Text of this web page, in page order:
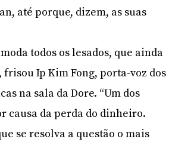
até porque, dizem, as suas
todos os lesados, que ainda
frisou Ip Kim Fong, porta-voz dos
na sala da Dore. “Um dos
causa da perda do dinheiro.
se resolva a questão o mais